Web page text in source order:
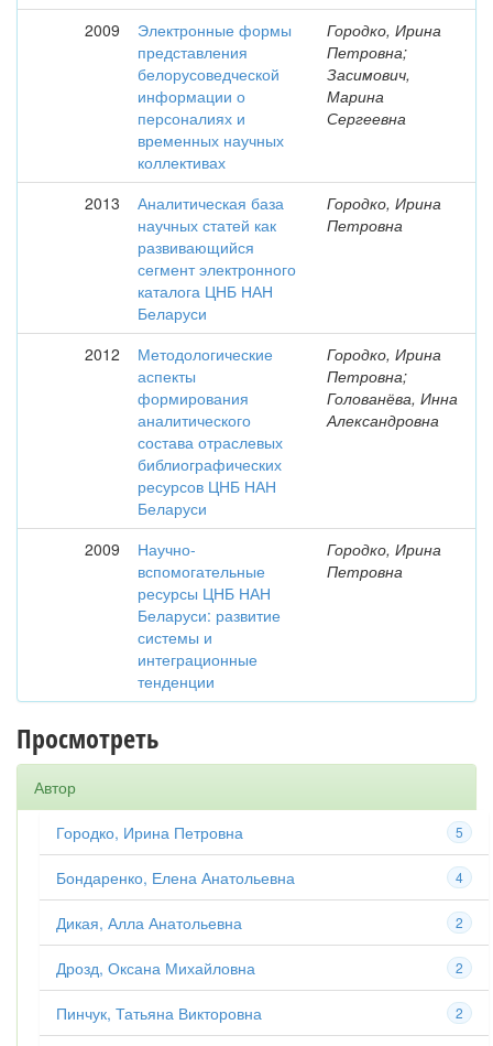
2009
Электронные формы
представления
белорусоведческой
информации о
персоналиях и
временных научных
коллективах
Городко, Ирина
Петровна;
Засимович,
Марина
Сергеевна
2013
Аналитическая база
научных статей как
развивающийся
сегмент электронного
каталога ЦНБ НАН
Беларуси
Городко, Ирина
Петровна
2012
Методологические
аспекты
формирования
аналитического
состава отраслевых
библиографических
ресурсов ЦНБ НАН
Беларуси
Городко, Ирина
Петровна;
Голованёва, Инна
Александровна
2009
Научно-
вспомогательные
ресурсы ЦНБ НАН
Беларуси: развитие
системы и
интеграционные
тенденции
Городко, Ирина
Петровна
Просмотреть
Автор
5
Городко, Ирина Петровна
4
Бондаренко, Елена Анатольевна
2
Дикая, Алла Анатольевна
2
Дрозд, Оксана Михайловна
2
Пинчук, Татьяна Викторовна